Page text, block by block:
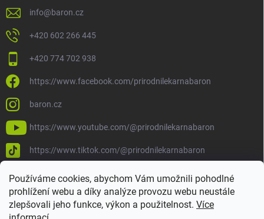
Používáme cookies, abychom Vám umožnili pohodlné
prohlížení webu a díky analýze provozu webu neustále
zlepšovali jeho funkce, výkon a použitelnost. Více
info@baron.cz
+420 602 266 445
+420 774 702 938
https://www.facebook.com/prirodnilekarnabaron
baron.cz
https://www.youtube.com/@prirodnilekarnabaron
https://www.tiktok.com/@prirodnilekarnabaron